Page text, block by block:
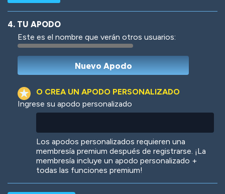
Woof Jungle Cats
4. TU APODO
Este es el nombre que verán otros usuarios:
O CREA UN APODO PERSONALIZADO
Ingrese su apodo personalizado
Los apodos personalizados requieren una
membresía premium después de registrarse. ¡La
membresía incluye un apodo personalizado +
todas las funciones premium!